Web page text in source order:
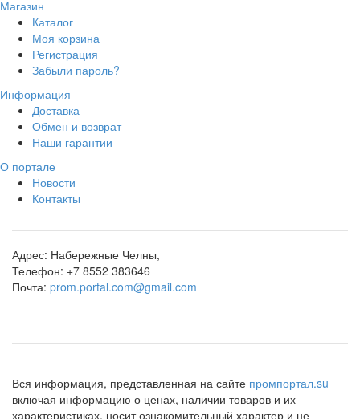
Магазин
Каталог
Моя корзина
Регистрация
Забыли пароль?
Информация
Доставка
Обмен и возврат
Наши гарантии
О портале
Новости
Контакты
Адрес: Набережные Челны,
Телефон: +7 8552 383646
Почта: prom.portal.com@gmail.com
Вся информация, представленная на сайте промпортал.su
включая информацию о ценах, наличии товаров и их
характеристиках, носит ознакомительный характер и не